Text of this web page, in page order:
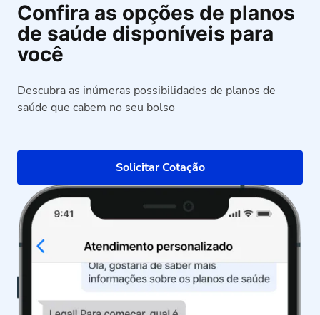
Confira as opções de planos
de saúde disponíveis para
você
Descubra as inúmeras possibilidades de planos de
saúde que cabem no seu bolso
Solicitar Cotação